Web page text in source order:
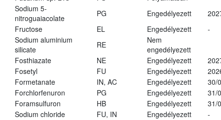
Sodium 5-
nitroguaiacolate
PG Engedélyezett
Fructose
EL Engedélyezett
-
Sodium aluminium
silicate
RE
Nem
engedélyezett
Fosthiazate
NE Engedélyezett
Fosetyl
FU Engedélyezett
Formetanate
IN, AC Engedélyezett
30/
Forchlorfenuron
PG Engedélyezett
31/
Foramsulfuron
HB Engedélyezett
31/
Sodium chloride
FU, IN Engedélyezett
-